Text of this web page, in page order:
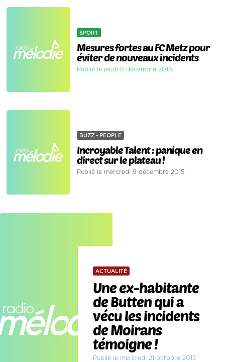
SPORT
Mesures fortes au FC Metz pour
éviter de nouveaux incidents
Publié le jeudi 8 décembre 2016
BUZZ - PEOPLE
Incroyable Talent : panique en
direct sur le plateau !
Publié le mercredi 9 décembre 2015
ACTUALITÉ
Une ex-habitante
de Butten qui a
vécu les incidents
de Moirans
témoigne !
Publié le mercredi 21 octobre 2015